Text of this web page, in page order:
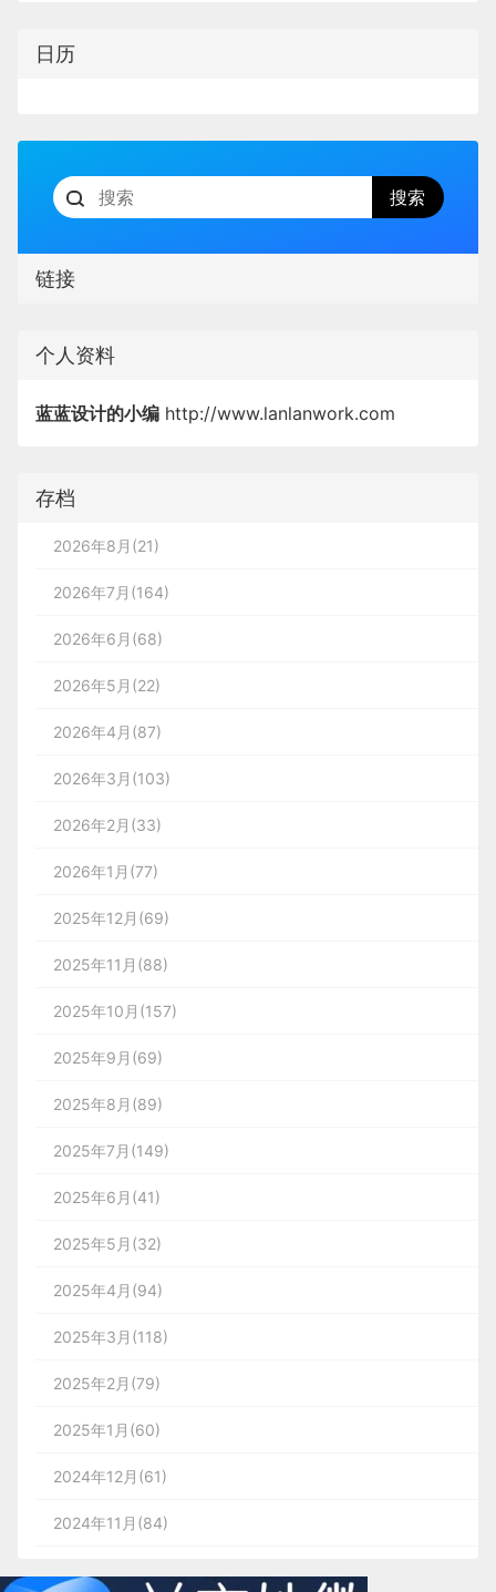
日历
链接
个人资料
蓝蓝设计的小编 http://www.lanlanwork.com
存档
2026年8月(21)
2026年7月(164)
2026年6月(68)
2026年5月(22)
2026年4月(87)
2026年3月(103)
2026年2月(33)
2026年1月(77)
2025年12月(69)
2025年11月(88)
2025年10月(157)
2025年9月(69)
2025年8月(89)
2025年7月(149)
2025年6月(41)
2025年5月(32)
2025年4月(94)
2025年3月(118)
2025年2月(79)
2025年1月(60)
2024年12月(61)
2024年11月(84)